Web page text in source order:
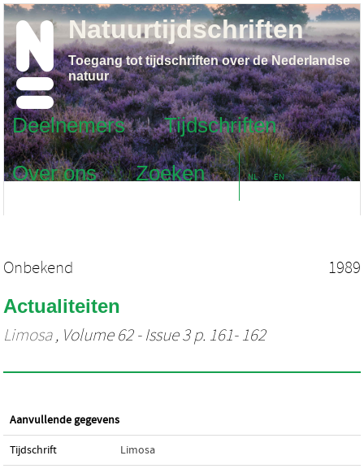
Deelnemers
Tijdschriften
Over ons
Zoeken NL EN
Natuurtijdschriften
Toegang tot tijdschriften over de Nederlandse
natuur
Onbekend 1989
Actualiteiten
Limosa, Volume 62 - Issue 3 p. 161- 162
Aanvullende gegevens
Tijdschrift Limosa